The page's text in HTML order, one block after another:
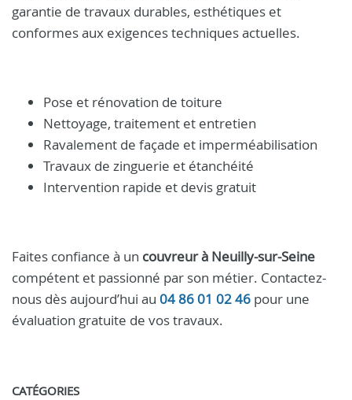
garantie de travaux durables, esthétiques et
conformes aux exigences techniques actuelles.
Pose et rénovation de toiture
Nettoyage, traitement et entretien
Ravalement de façade et imperméabilisation
Travaux de zinguerie et étanchéité
Intervention rapide et devis gratuit
Faites confiance à un couvreur à Neuilly-sur-Seine
compétent et passionné par son métier. Contactez-
nous dès aujourd’hui au 04 86 01 02 46 pour une
évaluation gratuite de vos travaux.
CATÉGORIES